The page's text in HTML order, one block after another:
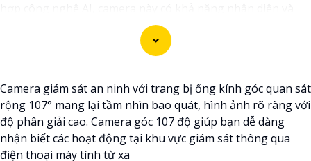
phân biệt đối tượng, giúp tăng cường hiệu quả giám sát và
Hãy chọn Camera Speed Dome Công Nghệ AI để
đầu tư vào một giải pháp an ninh đáng tin cậy.
Camera giám sát an ninh với trang bị ống kính góc quan sát
rộng 107° mang lại tầm nhìn bao quát, hình ảnh rõ ràng với
độ phân giải cao. Camera góc 107 độ giúp bạn dễ dàng
nhận biết các hoạt động tại khu vực giám sát thông qua
điện thoại máy tính từ xa